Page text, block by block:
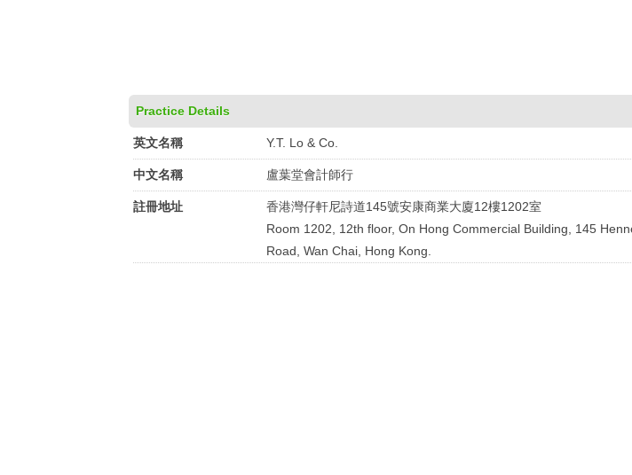
Practice Details
英文名稱 Y.T. Lo & Co.
中文名稱 盧葉堂會計師行
註冊地址
香港灣仔軒尼詩道145號安康商業大廈12樓1202室
Room 1202, 12th floor, On Hong Commercial Building, 145
Road, Wan Chai, Hong Kong.